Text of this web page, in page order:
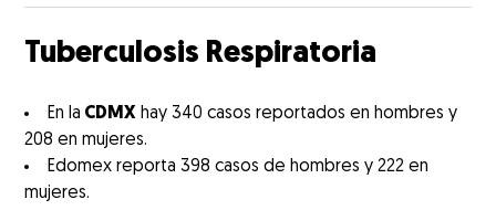
Tuberculosis Respiratoria
En la CDMX hay 340 casos reportados en hombres y
208 en mujeres.
Edomex reporta 398 casos de hombres y 222 en
mujeres.